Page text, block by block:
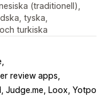
(traditionell),
tyska,
turkiska
review apps
Judge.me, Loox, Yotpo